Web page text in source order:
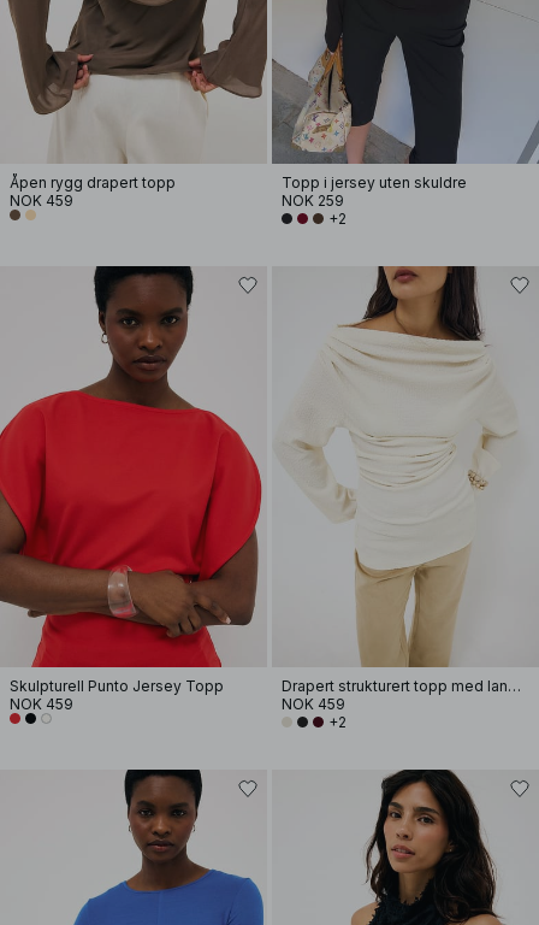
Åpen rygg drapert topp
NOK 459
Topp i jersey uten skuldre
NOK 259
+2
Skulpturell Punto Jersey Topp
NOK 459
Drapert strukturert topp med lange ermer
NOK 459
+2